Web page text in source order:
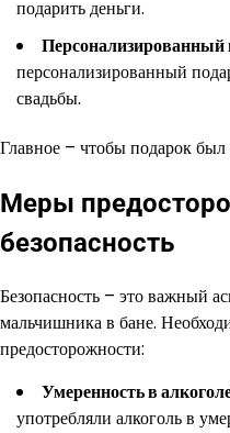
подарить деньги.
Персонализированный
персонализированный
свадьбы.
Главное – чтобы подарок
Меры
безопасность
Безопасность – это важный
мальчишника в бане.
предосторожности:
Умеренность в
употребляли алкоголь в